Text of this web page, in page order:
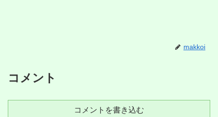
makkoi
コメント
コメントを書き込む